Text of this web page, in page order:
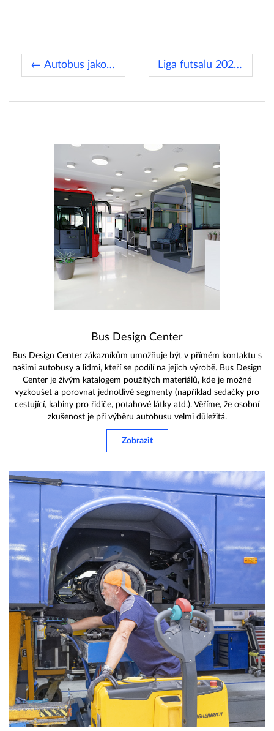
← Autobus jako interaktivní učebna Liga futsalu 2022/2023 →
Bus Design Center
Bus Design Center zákazníkům umožňuje být v přímém kontaktu s
našimi autobusy a lidmi, kteří se podílí na jejich výrobě. Bus Design
Center je živým katalogem použitých materiálů, kde je možné
vyzkoušet a porovnat jednotlivé segmenty (například sedačky pro
cestující, kabiny pro řidiče, potahové látky atd.). Věříme, že osobní
zkušenost je při výběru autobusu velmi důležitá.
Zobrazit